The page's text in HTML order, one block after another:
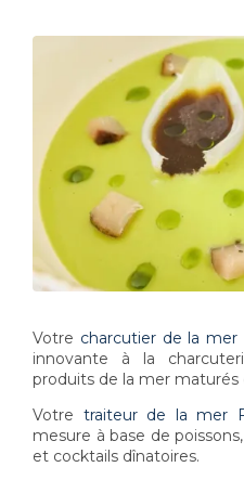
Votre charcutier de la mer
innovante à la
produits de la mer maturés
Votre traiteur de la mer
mesure à base de
et cocktails dînatoires.